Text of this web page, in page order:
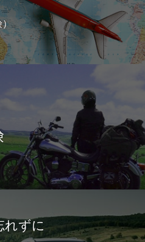
）
れずに